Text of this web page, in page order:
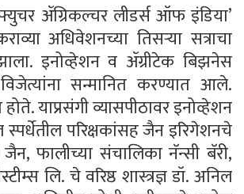
ॲग्रिकल्चर लीडर्स ऑफ इंडिया’
अधिवेशनच्या तिसऱ्या सत्राचा
इनोव्हेशन व ॲग्रीटेक बिझनेस
सन्मानित करण्यात आले.
याप्रसंगी व्यासपीठावर इनोव्हेशन
परिक्षकांसह जैन इरिगेशनचे
फालीच्या संचालिका नॅन्सी बॅरी,
लि. चे वरिष्ठ शास्त्रज्ञ डॉ. अनिल